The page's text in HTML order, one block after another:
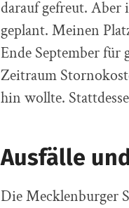
darauf gefreut. Aber
geplant. Meinen
Ende September für
Zeitraum
hin wollte.
Ausfälle
Die Mecklenburger